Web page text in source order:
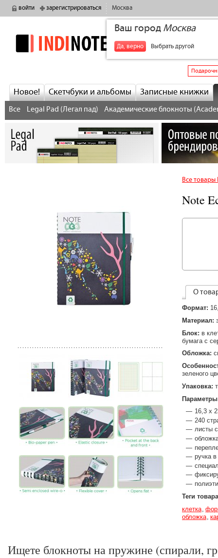
войти зарегистрироваться Москва
Ваш город Москва
Да, верно Выбрать другой
indinotes
Новое! Скетчбуки и альбомы Записные книжки
Все Legal Pad (Легал пад) Академические блокноты
Все товары
Note
О
Формат:
Материал:
Блок: в
бумага с
Обложка:
зеленого
Упаковка:
Параметры
16,3 х
240
листы
ручка
Теги товара
клетка
обложка
Ищете блокноты на пружине (спирали,